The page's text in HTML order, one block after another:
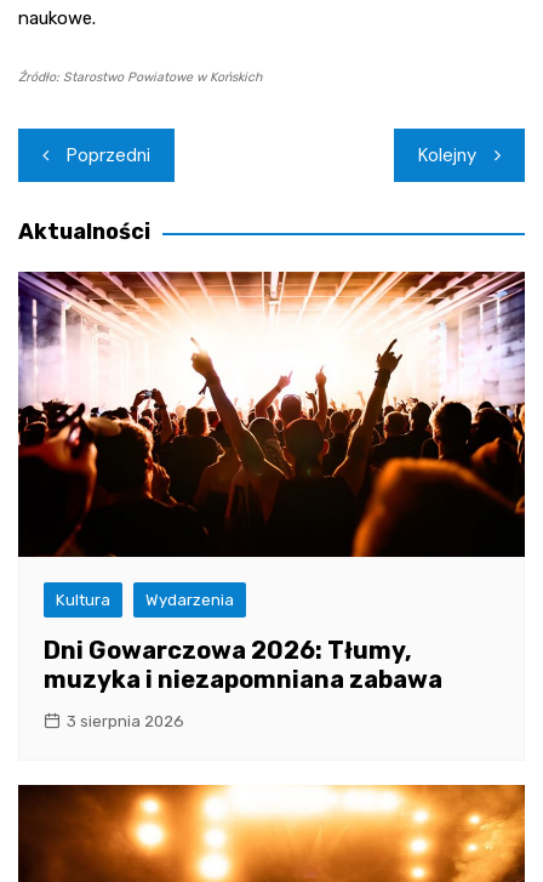
naukowe.
Źródło: Starostwo Powiatowe w Końskich
Nawigacja
wpisu
Poprzedni Kolejny
Aktualności
Kultura Wydarzenia
Dni Gowarczowa 2026: Tłumy,
muzyka i niezapomniana zabawa
3 sierpnia 2026